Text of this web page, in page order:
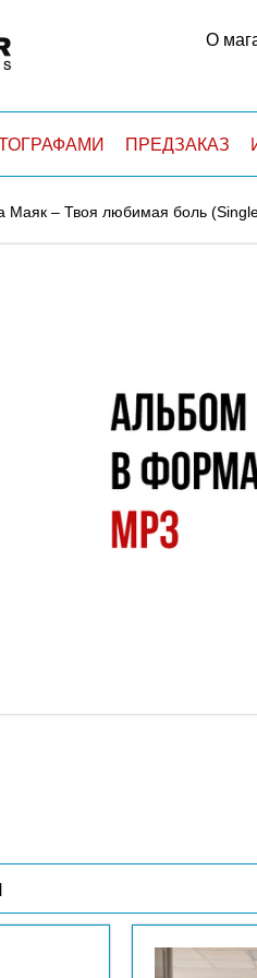
О
ПРЕДЗАКАЗ
Маяк – Твоя любимая боль